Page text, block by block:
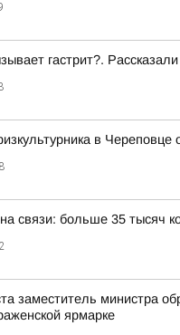
гастрит?.
в Череповце
связи: больше 35 тысяч
заместитель министра
ярмарке